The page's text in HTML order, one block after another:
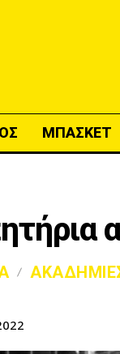
ΜΠΑΣΚΕΤ